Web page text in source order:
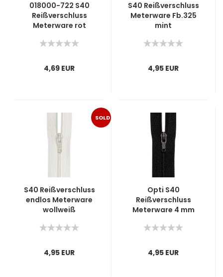
018000-722 S40
Reißverschluss
Meterware rot
4,69 EUR
S40 Reißverschluss
Meterware Fb.325
mint
4,95 EUR
SOLD
S40 Reißverschluss
endlos Meterware
wollweiß
4,95 EUR
Opti S40
Reißverschluss
Meterware 4 mm
4,95 EUR